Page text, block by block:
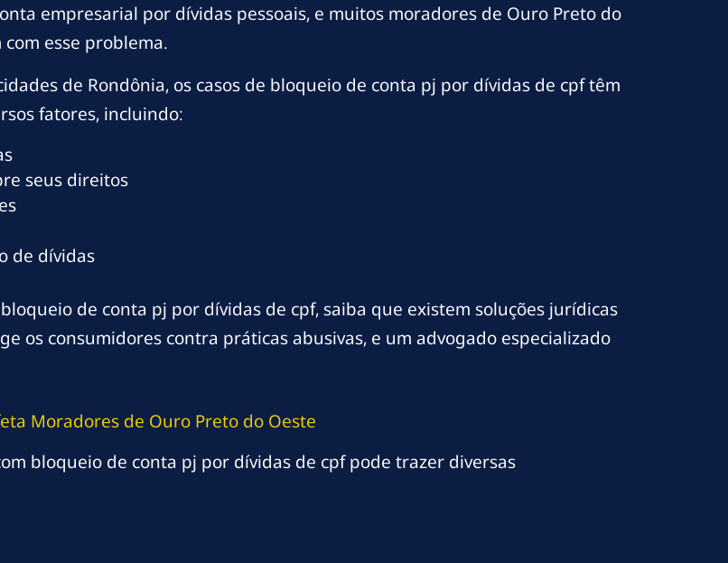
empresarial por dívidas pessoais, e muitos moradores de Ouro Preto do
esse problema.
de Rondônia, os casos de bloqueio de conta pj por dívidas de cpf têm
fatores, incluindo:
seus direitos
de dívidas
de conta pj por dívidas de cpf, saiba que existem soluções jurídicas
os consumidores contra práticas abusivas, e um advogado especializado
Moradores de Ouro Preto do Oeste
bloqueio de conta pj por dívidas de cpf pode trazer diversas